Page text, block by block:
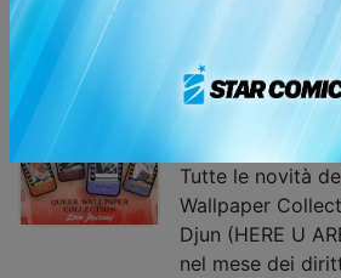
Le modalità per
sessioni di firme
Comics
STAR COMICS
MONTH 2025
Tutte le novità
Wallpaper
Djun (HERE U
nel mese dei